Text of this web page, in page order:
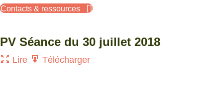
Contacts & ressources
PV Séance du 30 juillet 2018
Lire Télécharger